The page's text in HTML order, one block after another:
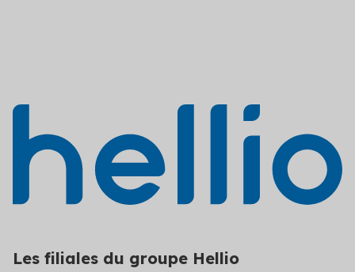
Les filiales du groupe Hellio